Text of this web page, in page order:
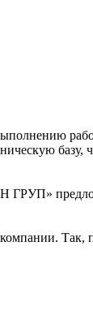
базу,
ГРУП»
Так,